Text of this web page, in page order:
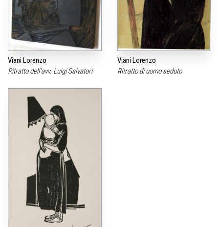
Viani Lorenzo
Ritratto dell‘avv. Luigi Salvatori
Viani Lorenzo
Ritratto di uomo seduto